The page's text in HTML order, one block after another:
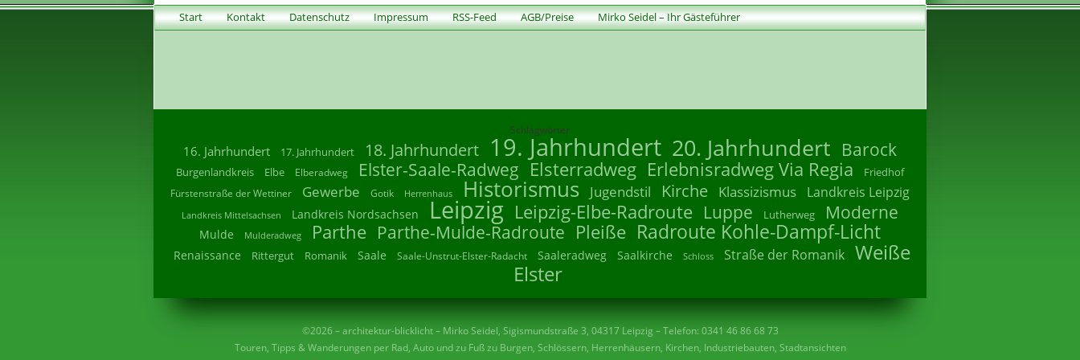
Start Kontakt Datenschutz Impressum RSS-Feed AGB/Preise Mirko Seidel – Ihr Gästeführer
Schlagwörter
16. Jahrhundert 17. Jahrhundert 18. Jahrhundert 19. Jahrhundert 20. Jahrhundert Barock
Burgenlandkreis Elbe Elberadweg Elster-Saale-Radweg Elsterradweg Erlebnisradweg Via Regia Friedhof
Fürstenstraße der Wettiner Gewerbe Gotik Herrenhaus Historismus Jugendstil Kirche Klassizismus Landkreis Leipzig
Landkreis Mittelsachsen Landkreis Nordsachsen Leipzig Leipzig-Elbe-Radroute Luppe Lutherweg Moderne
Mulde Mulderadweg Parthe Parthe-Mulde-Radroute Pleiße Radroute Kohle-Dampf-Licht
Renaissance Rittergut Romanik Saale Saale-Unstrut-Elster-Radacht Saaleradweg Saalkirche Schloss Straße der Romanik Weiße
Elster
©2026 – architektur-blicklicht – Mirko Seidel, Sigismundstraße 3, 04317 Leipzig – Telefon: 0341 46 86 68 73
Touren, Tipps & Wanderungen per Rad, Auto und zu Fuß zu Burgen, Schlössern, Herrenhäusern, Kirchen, Industriebauten, Stadtansichten